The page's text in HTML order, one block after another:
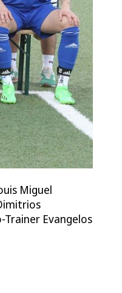
Miguel
Trainer Evangelos